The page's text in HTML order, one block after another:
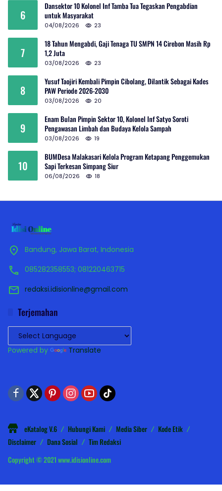
6
Dansektor 10 Kolonel Inf Tamba Tua Tegaskan Pengabdian
untuk Masyarakat
04/08/2026 23
7
18 Tahun Mengabdi, Gaji Tenaga TU SMPN 14 Cirebon Masih Rp
1,2 Juta
03/08/2026 23
8
Yusuf Taojiri Kembali Pimpin Cibolang, Dilantik Sebagai Kades
PAW Periode 2026-2030
03/08/2026 20
9
Enam Bulan Pimpin Sektor 10, Kolonel Inf Satyo Soroti
Pengawasan Limbah dan Budaya Kelola Sampah
03/08/2026 19
10
BUMDesa Malakasari Kelola Program Ketapang Penggemukan
Sapi Terkesan Simpang Siur
06/08/2026 18
Bandung, Jawa Barat, Indonesia
085282358553; 081220463715
redaksi.idisionline@gmail.com
Terjemahan
Powered by Translate
eKatalog V.6 Hubungi Kami Media Siber
Kode Etik
Disclaimer
Dana Sosial
Tim Redaksi
Copyright © 2021 www.idisionline.com